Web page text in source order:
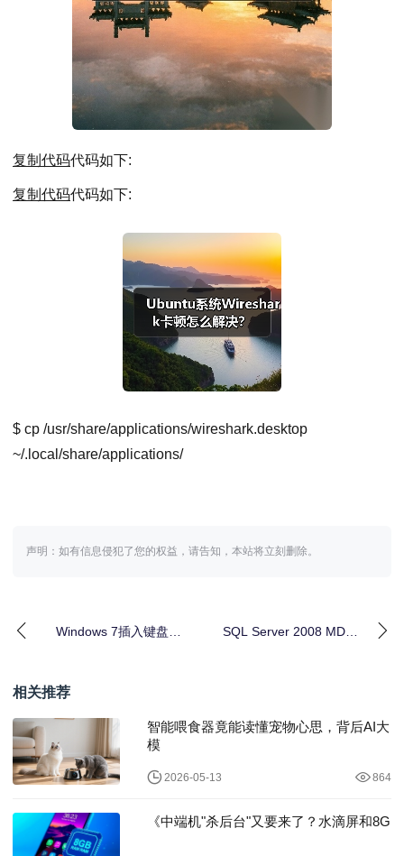
复制代码代码如下:
复制代码代码如下:
$ cp /usr/share/applications/wireshark.desktop
~/.local/share/applications/
声明：如有信息侵犯了您的权益，请告知，本站将立刻删除。
Windows 7插入键盘不
SQL Server 2008 MDX
相关推荐
智能喂食器竟能读懂宠物心思，背后AI大
模
2026-05-13 864
《中端机"杀后台"又要来了？水滴屏和8G